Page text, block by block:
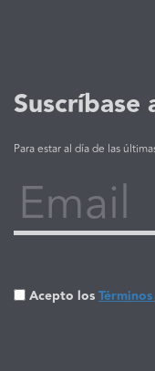
Para estar al día de las
Email
Acepto los